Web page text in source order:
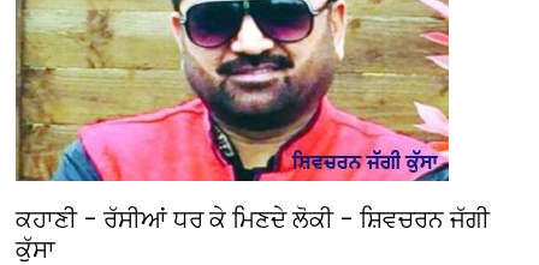
ਕਹਾਣੀ – ਰੱਸੀਆਂ ਧਰ ਕੇ ਮਿਣਦੇ ਲੋਕੀ – ਸ਼ਿਵਚਰਨ ਜੱਗੀ
ਕੁੱਸਾ